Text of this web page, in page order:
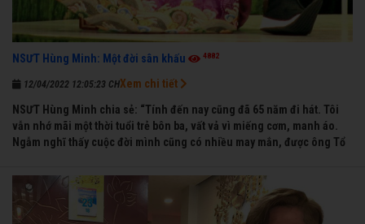
NSƯT Hùng Minh: Một đời sân khấu 4882
12/04/2022 12:05:23 CH
NSƯT Hùng Minh chia sẻ: “Tính đến nay cũng đã 65 năm đi hát. Tôi
vẫn nhớ mãi một thời tuổi trẻ bôn ba, vất vả vì miếng cơm, manh áo.
Ngẫm nghĩ thấy cuộc đời mình cũng có nhiều may mắn, được ông Tổ
trong dòng đời xuôi ngược nhận được những cơ may để từng bước
thành danh với nghiệp ca diễn”.
Xem chi tiết